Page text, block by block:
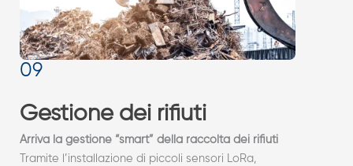
Gestione dei rifiuti
Arriva la gestione “smart” della raccolta dei rifiuti
Tramite l’installazione di piccoli sensori LoRa,